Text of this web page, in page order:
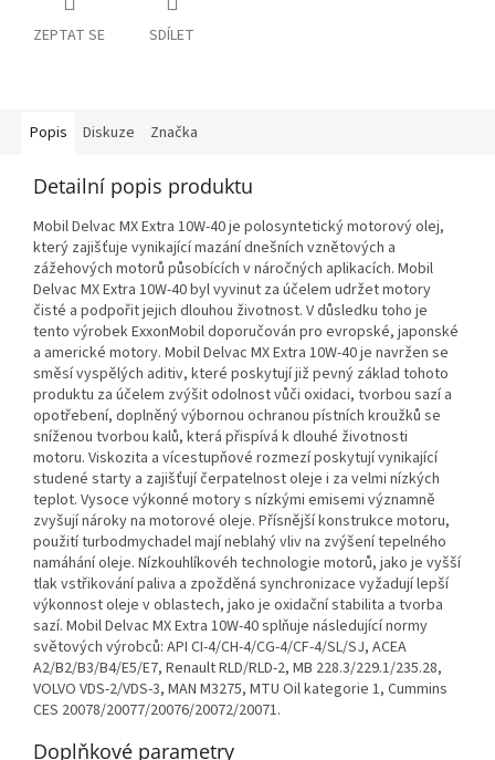
ZEPTAT SE SDÍLET
Popis Diskuze Značka
Detailní popis produktu
Mobil Delvac MX Extra 10W-40 je polosyntetický motorový olej,
který zajišťuje vynikající mazání dnešních vznětových a
zážehových motorů působících v náročných aplikacích. Mobil
Delvac MX Extra 10W-40 byl vyvinut za účelem udržet motory
čisté a podpořit jejich dlouhou životnost. V důsledku toho je
tento výrobek ExxonMobil doporučován pro evropské, japonské
a americké motory. Mobil Delvac MX Extra 10W-40 je navržen se
směsí vyspělých aditiv, které poskytují již pevný základ tohoto
produktu za účelem zvýšit odolnost vůči oxidaci, tvorbou sazí a
opotřebení, doplněný výbornou ochranou pístních kroužků se
sníženou tvorbou kalů, která přispívá k dlouhé životnosti
motoru. Viskozita a vícestupňové rozmezí poskytují vynikající
studené starty a zajišťují čerpatelnost oleje i za velmi nízkých
teplot. Vysoce výkonné motory s nízkými emisemi významně
zvyšují nároky na motorové oleje. Přísnější konstrukce motoru,
použití turbodmychadel mají neblahý vliv na zvýšení tepelného
namáhání oleje. Nízkouhlíkovéh technologie motorů, jako je vyšší
tlak vstřikování paliva a zpožděná synchronizace vyžadují lepší
výkonnost oleje v oblastech, jako je oxidační stabilita a tvorba
sazí. Mobil Delvac MX Extra 10W-40 splňuje následující normy
světových výrobců: API CI-4/CH-4/CG-4/CF-4/SL/SJ, ACEA
A2/B2/B3/B4/E5/E7, Renault RLD/RLD-2, MB 228.3/229.1/235.28,
VOLVO VDS-2/VDS-3, MAN M3275, MTU Oil kategorie 1, Cummins
CES 20078/20077/20076/20072/20071.
Doplňkové parametry